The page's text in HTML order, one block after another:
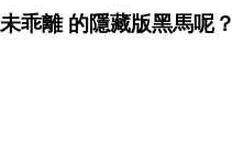
乖離 的隱藏版黑馬呢？